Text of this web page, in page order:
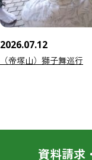
2026.07.12
（帝塚山）獅子舞巡行
資料請求